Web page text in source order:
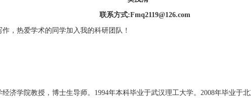
联系方式:Fmq2119@126.com
，热爱学术的同学加入我的科研团队！
济学院教授，博士生导师。1994年本科毕业于武汉理工大学。2008年毕业于